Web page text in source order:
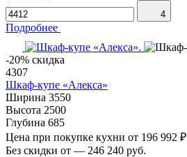
4
Подробнее
-20% скидка
4307
Шкаф-купе «Алекса»
Ширина 3550
Высота 2500
Глубина 685
Цена при покупке кухни от 196 992 ₽
Без скидки от — 246 240 руб.